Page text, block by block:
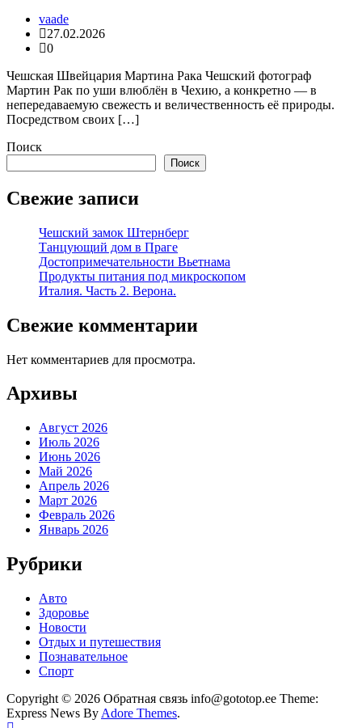
vaade
27.02.2026
0
Чешская Швейцария Мартина Рака Чешский фотограф
Мартин Рак по уши влюблён в Чехию, а конкретно — в
непередаваемую свежесть и величественность её природы.
Посредством своих […]
Поиск
Поиск
Свежие записи
Чешский замок Штернберг
Танцующий дом в Праге
Достопримечательности Вьетнама
Продукты питания под микроскопом
Италия. Часть 2. Верона.
Свежие комментарии
Нет комментариев для просмотра.
Архивы
Август 2026
Июль 2026
Июнь 2026
Май 2026
Апрель 2026
Март 2026
Февраль 2026
Январь 2026
Рубрики
Авто
Здоровье
Новости
Отдых и путешествия
Познавательное
Спорт
Copyright © 2026 Обратная связь info@gototop.ee Theme:
Express News By Adore Themes.